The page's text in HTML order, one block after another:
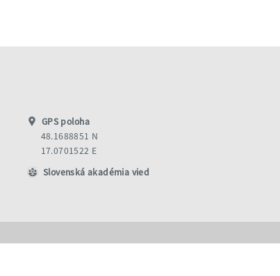
GPS poloha
48.1688851 N
17.0701522 E
Slovenská akadémia vied